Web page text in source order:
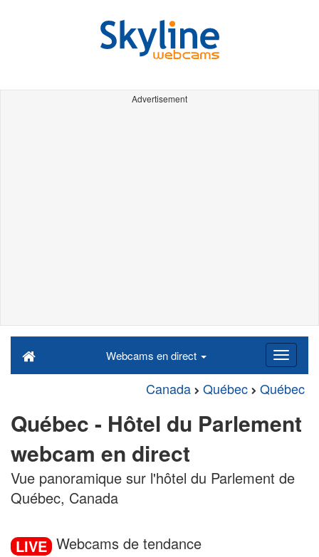
Advertisement
Webcams en direct
Canada Québec Québec
Québec - Hôtel du Parlement
webcam en direct
Vue panoramique sur l'hôtel du Parlement de
Québec, Canada
LIVE Webcams de tendance